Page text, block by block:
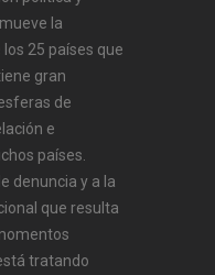
la
25 países que
gran
de
e
países.
denuncia y a la
que resulta
tratando